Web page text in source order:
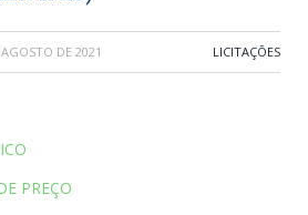
DE 2021 LICITAÇÕES
PREÇO